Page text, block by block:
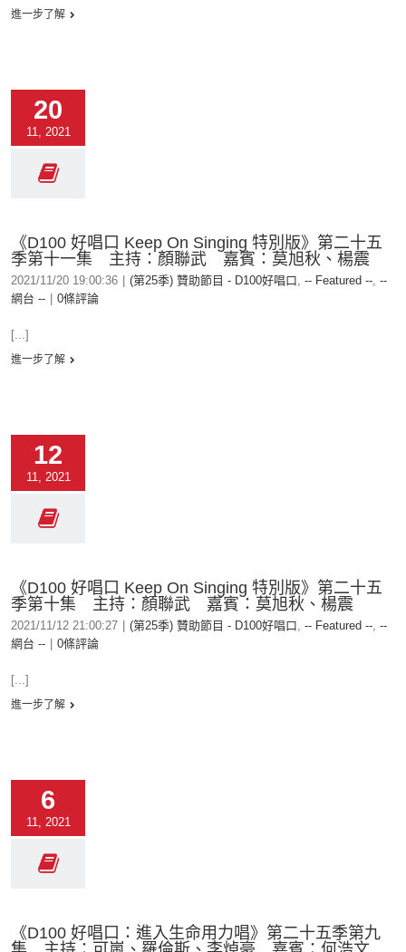
進一步了解
20
11, 2021
《D100 好唱口 Keep On Singing 特別版》第二十五
季第十一集 主持：顏聯武 嘉賓：莫旭秋、楊震
2021/11/20 19:00:36 (第25季) 贊助節目 - D100好唱口, -- Featured --, --
網台 --
0條評論
[...]
進一步了解
12
11, 2021
《D100 好唱口 Keep On Singing 特別版》第二十五
季第十集 主持：顏聯武 嘉賓：莫旭秋、楊震
2021/11/12 21:00:27 (第25季) 贊助節目 - D100好唱口, -- Featured --, --
網台 --
0條評論
[...]
進一步了解
6
11, 2021
《D100 好唱口：進入生命用力唱》第二十五季第九